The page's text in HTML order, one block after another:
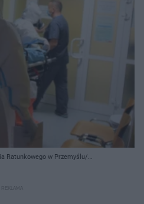
Ratunkowego w Przemyślu/